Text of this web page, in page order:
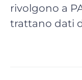
rivolgono a
trattano dati